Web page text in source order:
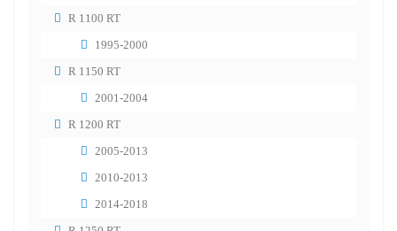
R 1100 RT
1995-2000
R 1150 RT
2001-2004
R 1200 RT
2005-2013
2010-2013
2014-2018